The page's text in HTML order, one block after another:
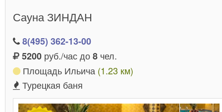
Сауна ЗИНДАН
8(495) 362-13-00
5200 руб./час до8 чел.
Площадь Ильича (1.23 км)
Турецкая баня